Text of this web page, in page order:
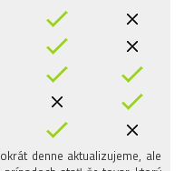
denne aktualizujeme, ale